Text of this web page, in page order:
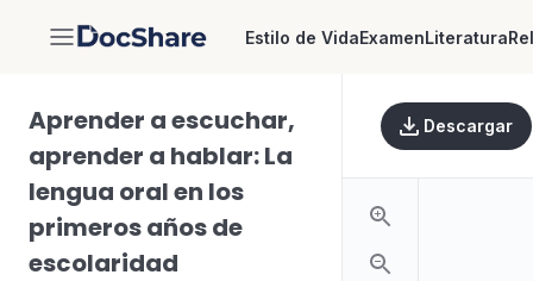
DocShare Estilo de VidaExamenLiteratura
Aprender a escuchar,
aprender a hablar: La
lengua oral en los
primeros años de
escolaridad
Descargar